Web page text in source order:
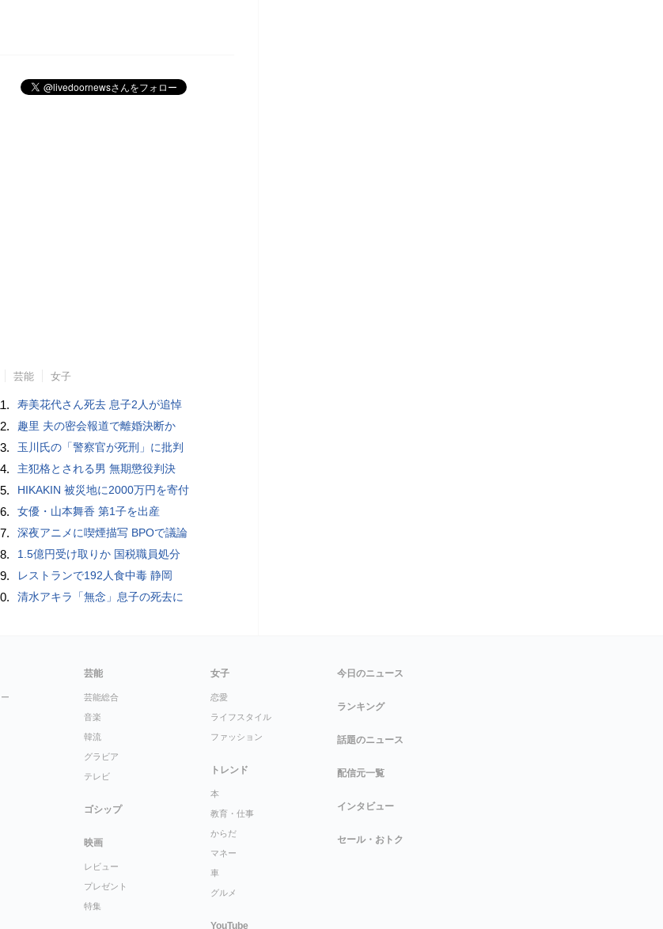
芸能 女子
寿美花代さん死去 息子2人が追悼
趣里 夫の密会報道で離婚決断か
玉川氏の「警察官が死刑」に批判
主犯格とされる男 無期懲役判決
HIKAKIN 被災地に2000万円を寄付
女優・山本舞香 第1子を出産
深夜アニメに喫煙描写 BPOで議論
1.5億円受け取りか 国税職員処分
レストランで192人食中毒 静岡
清水アキラ「無念」息子の死去に
芸能
芸能総合
音楽
韓流
グラビア
テレビ
ゴシップ
映画
レビュー
プレゼント
特集
女子
恋愛
ライフスタイル
ファッション
トレンド
本
教育・仕事
からだ
マネー
車
グルメ
YouTube
今日のニュース
ランキング
話題のニュース
配信元一覧
インタビュー
セール・おトク